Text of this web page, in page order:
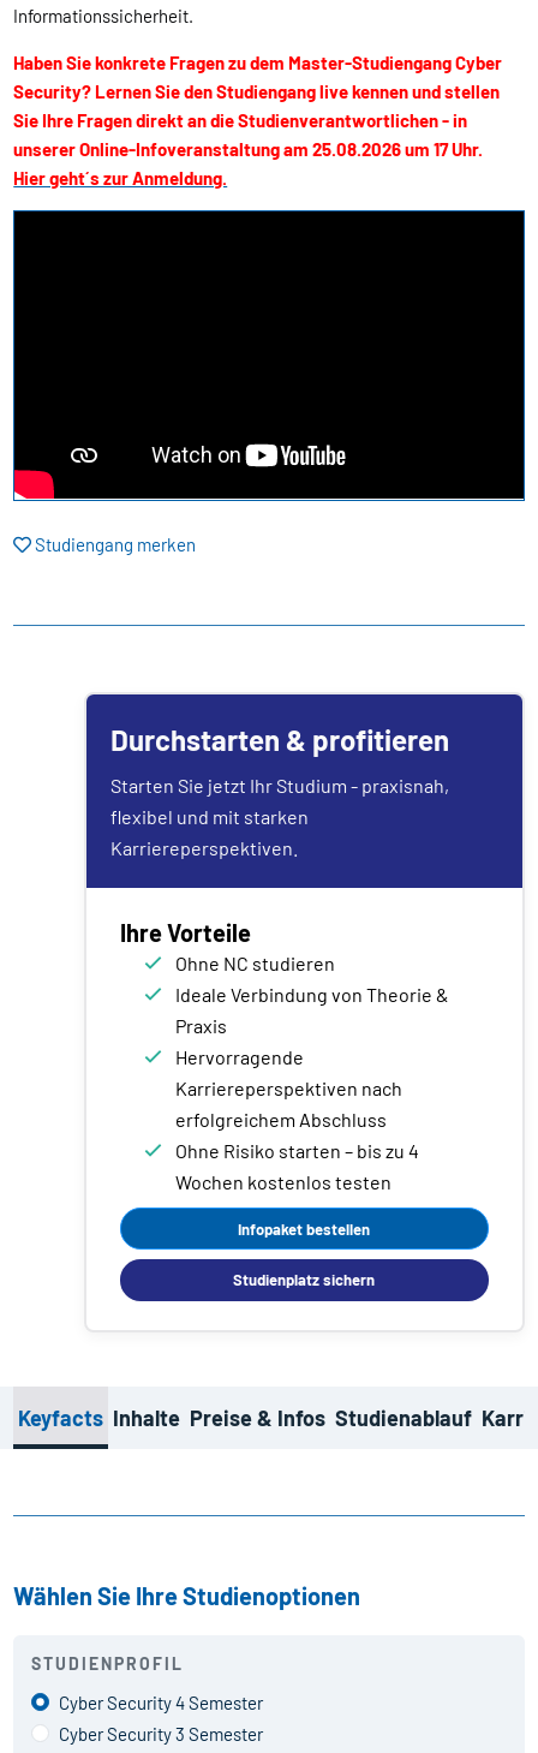
Informationssicherheit.
Haben Sie konkrete Fragen zu dem Master-Studiengang Cyber
Security? Lernen Sie den Studiengang live kennen und stellen
Sie Ihre Fragen direkt an die Studienverantwortlichen - in
unserer Online-Infoveranstaltung am 25.08.2026 um 17 Uhr.
Hier geht´s zur Anmeldung.
Studiengang merken
Durchstarten & profitieren
Starten Sie jetzt Ihr Studium - praxisnah,
flexibel und mit starken
Karriereperspektiven.
Ihre Vorteile
Ohne NC studieren
Ideale Verbindung von Theorie &
Praxis
Hervorragende
Karriereperspektiven nach
erfolgreichem Abschluss
Ohne Risiko starten – bis zu 4
Wochen kostenlos testen
Infopaket bestellen
Studienplatz sichern
Keyfacts Inhalte Preise & Infos Studienablauf
Wählen Sie Ihre Studienoptionen
STUDIENPROFIL
Cyber Security 4 Semester
Cyber Security 3 Semester